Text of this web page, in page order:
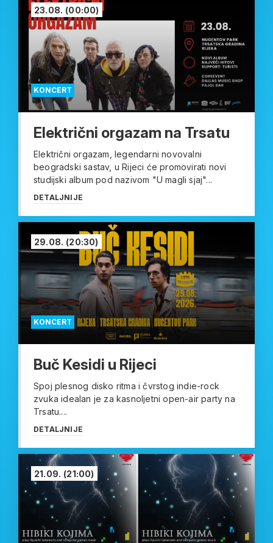
KONCERT
23.08. (00:00)
Električni orgazam na Trsatu
Električni orgazam, legendarni novovalni
beogradski sastav, u Rijeci će promovirati novi
studijski album pod nazivom "U magli sjaj"...
DETALJNIJE
KONCERT
29.08. (20:30)
Buč Kesidi u Rijeci
Spoj plesnog disko ritma i čvrstog indie-rock
zvuka idealan je za kasnoljetni open-air party na
Trsatu....
DETALJNIJE
21.09. (21:00)